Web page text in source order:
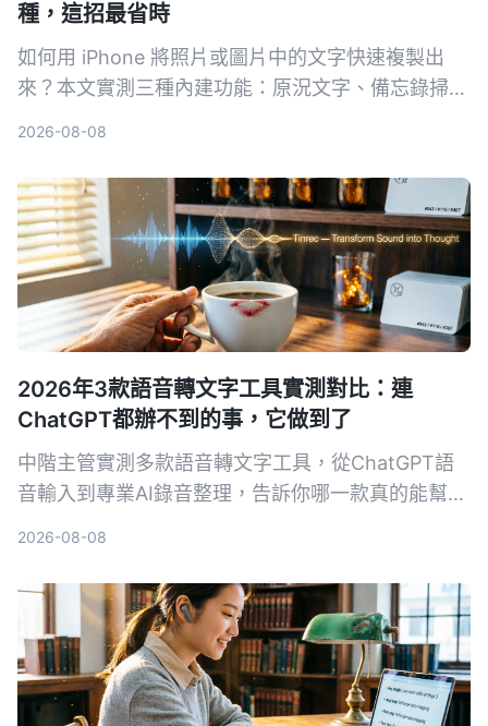
種，這招最省時
如何用 iPhone 將照片或圖片中的文字快速複製出
來？本文實測三種內建功能：原況文字、備忘錄掃描
2026-08-08
2026年3款語音轉文字工具實測對比：連
ChatGPT都辦不到的事，它做到了
中階主管實測多款語音轉文字工具，從ChatGPT語
音輸入到專業AI錄音整理，告訴你哪一款真的能幫你
2026-08-08